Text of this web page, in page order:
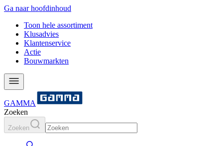
Ga naar hoofdinhoud
Toon hele assortiment
Klusadvies
Klantenservice
Actie
Bouwmarkten
GAMMA
Zoeken
Zoeken